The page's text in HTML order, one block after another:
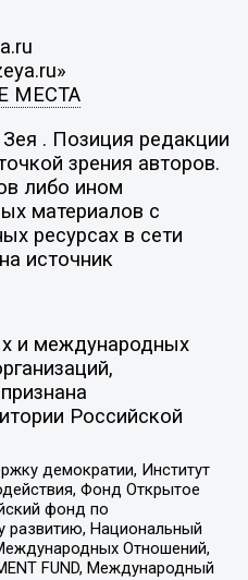
МЕСТА
. Позиция редакции
зрения авторов.
либо ином
материалов с
ресурсах в сети
источник
и международных
Российской
демократии, Институт
Фонд Открытое
фонд по
развитию, Национальный
Отношений,
FUND, Международный